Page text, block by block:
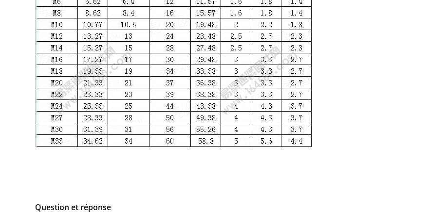
Question et réponse